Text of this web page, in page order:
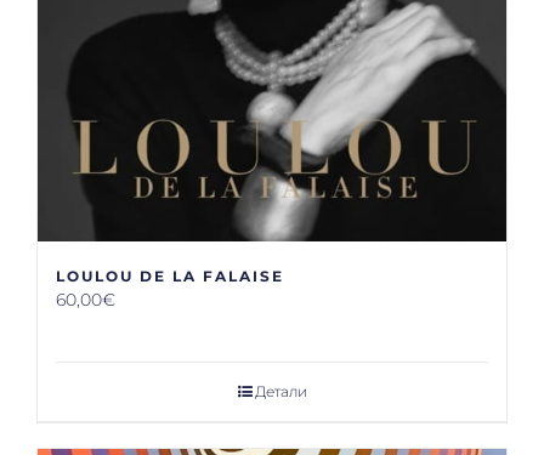
LOULOU DE LA FALAISE
60,00€
Детали